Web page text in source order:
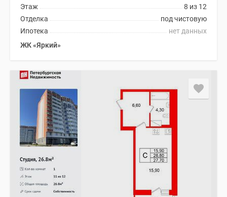
8 из 12
Этаж
под чистовую
Отделка
нет данных
Ипотека
ЖК «Яркий»